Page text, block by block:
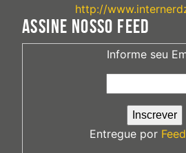
http://
ASSINE NOSSO FEED
Informe seu
Entregue por